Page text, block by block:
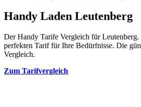
Handy Laden Leutenberg
Der Handy Tarife Vergleich für
perfekten Tarif für Ihre Bedürfnisse. Die
Vergleich.
Zum Tarifvergleich